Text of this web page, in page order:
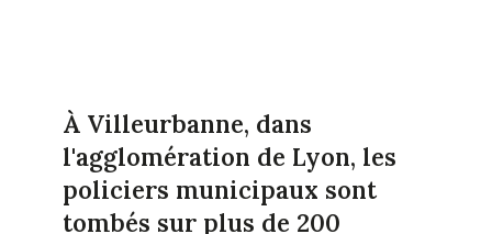
À Villeurbanne, dans
l'agglomération de Lyon, les
policiers municipaux sont
tombés sur plus de 200